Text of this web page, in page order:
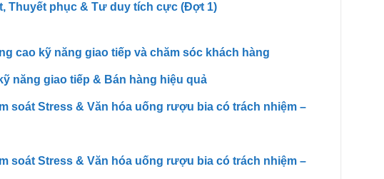
Thuyết phục & Tư duy tích cực (Đợt 1)
cao kỹ năng giao tiếp và chăm sóc khách hàng
năng giao tiếp & Bán hàng hiệu quả
soát Stress & Văn hóa uống rượu bia có trách nhiệm –
soát Stress & Văn hóa uống rượu bia có trách nhiệm –